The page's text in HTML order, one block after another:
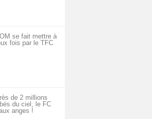
se fait mettre à
fois par le TFC
de 2 millions
du ciel, le FC
anges !